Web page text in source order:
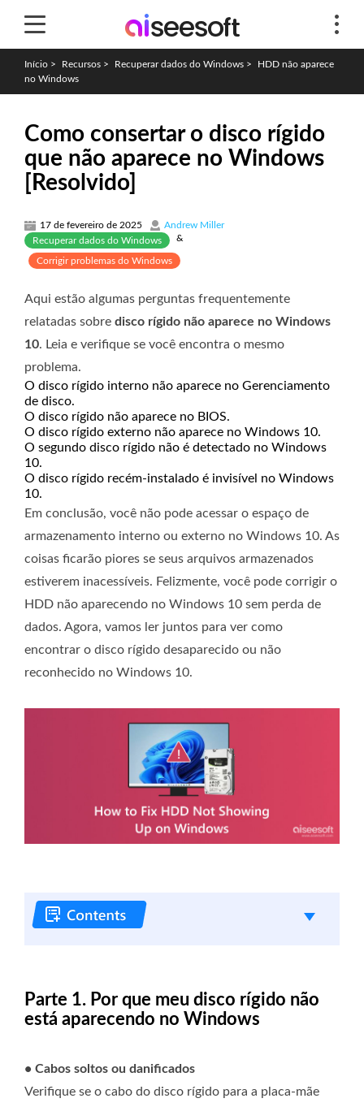
Início > Recursos > Recuperar dados do Windows >
HDD não aparece
no Windows
Como consertar o disco rígido
que não aparece no Windows
[Resolvido]
17 de fevereiro de 2025
Andrew Miller
Recuperar dados do Windows
&
Corrigir problemas do Windows
Aqui estão algumas perguntas frequentemente
relatadas sobre disco rígido não aparece no Windows
10. Leia e verifique se você encontra o mesmo
problema.
O disco rígido interno não aparece no Gerenciamento
de disco.
O disco rígido não aparece no BIOS.
O disco rígido externo não aparece no Windows 10.
O segundo disco rígido não é detectado no Windows
10.
O disco rígido recém-instalado é invisível no Windows
10.
Em conclusão, você não pode acessar o espaço de
armazenamento interno ou externo no Windows 10. As
coisas ficarão piores se seus arquivos armazenados
estiverem inacessíveis. Felizmente, você pode corrigir o
HDD não aparecendo no Windows 10 sem perda de
dados. Agora, vamos ler juntos para ver como
encontrar o disco rígido desaparecido ou não
reconhecido no Windows 10.
Parte 1. Por que meu disco rígido não
está aparecendo no Windows
• Cabos soltos ou danificados
Verifique se o cabo do disco rígido para a placa-mãe